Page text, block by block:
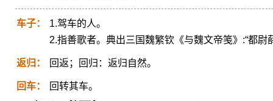
车子：
1.驾车的人。
2.指善歌者。典出三国魏繁钦《与魏文帝笺》:“都
返归： 回返；回归：返归自然。
回车： 回转其车。